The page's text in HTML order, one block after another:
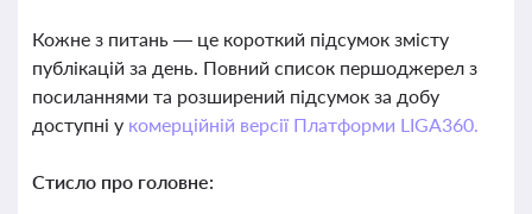
Кожне з питань — це короткий підсумок змісту
публікацій за день. Повний список першоджерел з
посиланнями та розширений підсумок за добу
доступні у комерційній версії Платформи LIGA360.
Стисло про головне: